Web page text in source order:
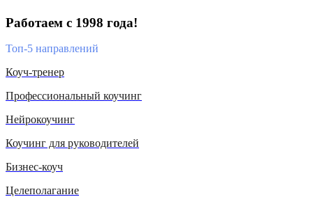
Работаем с 1998 года!
Топ-5 направлений
Коуч-тренер
Профессиональный коучинг
Нейрокоучинг
Коучинг для руководителей
Бизнес-коуч
Целеполагание